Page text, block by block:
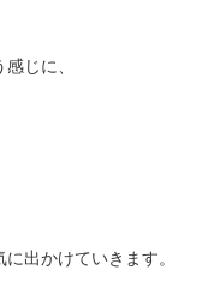
じに、
出かけていきます。